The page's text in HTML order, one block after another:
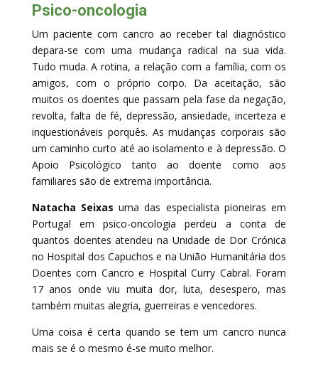
Psico-oncologia
Um paciente com cancro ao receber tal diagnóstico
depara-se com uma mudança radical na sua vida.
Tudo muda. A rotina, a relação com a família, com os
amigos, com o próprio corpo. Da aceitação, são
muitos os doentes que passam pela fase da negação,
revolta, falta de fé, depressão, ansiedade, incerteza e
inquestionáveis porquês. As mudanças corporais são
um caminho curto até ao isolamento e à depressão. O
Apoio Psicológico tanto ao doente como aos
familiares são de extrema importância.
Natacha Seixas uma das especialista pioneiras em
Portugal em psico-oncologia perdeu a conta de
quantos doentes atendeu na Unidade de Dor Crónica
no Hospital dos Capuchos e na União Humanitária dos
Doentes com Cancro e Hospital Curry Cabral. Foram
17 anos onde viu muita dor, luta, desespero, mas
também muitas alegria, guerreiras e vencedores.
Uma coisa é certa quando se tem um cancro nunca
mais se é o mesmo é-se muito melhor.